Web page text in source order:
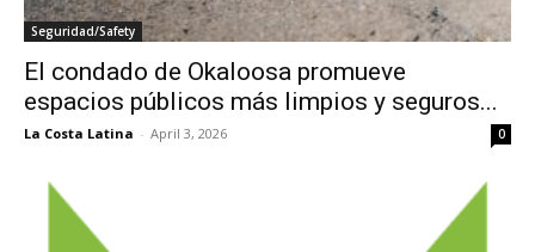
Seguridad/Safety
El condado de Okaloosa promueve
espacios públicos más limpios y seguros...
La Costa Latina - April 3, 2026 0